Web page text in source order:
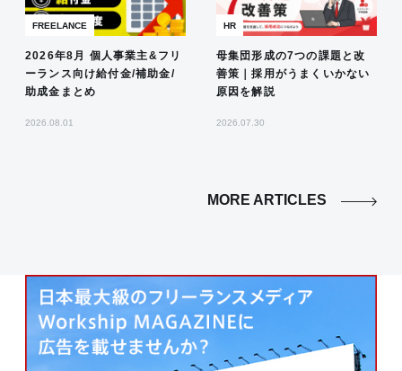
FREELANCE
2026年8月 個人事業主&フリ
ーランス向け給付金/補助金/
助成金まとめ
2026.08.01
HR
母集団形成の7つの課題と改
善策｜採用がうまくいかない
原因を解説
2026.07.30
MORE ARTICLES